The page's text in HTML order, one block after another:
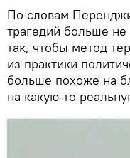
По словам
трагедий больше
так, чтобы метод
из практики
больше похоже на
на какую-то